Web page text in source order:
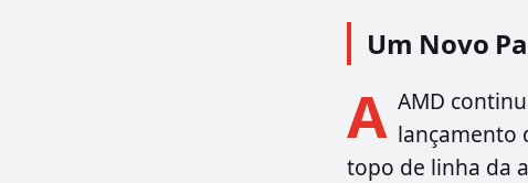
Um Novo
A AMD
lançamento
topo de linha da